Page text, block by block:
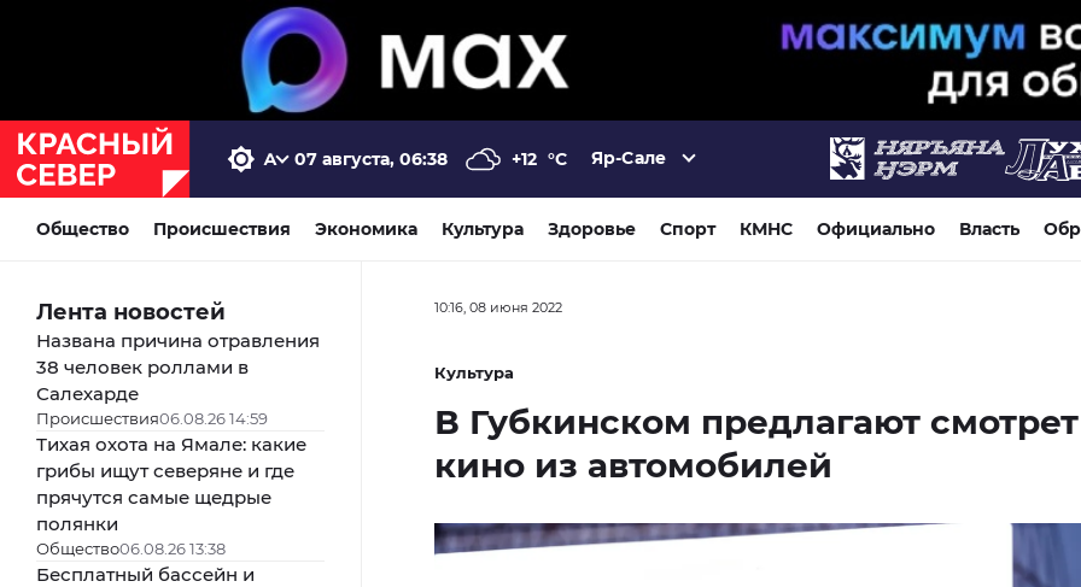
07 августа, 06:38 +12 °C Яр-Сале
Общество Происшествия Экономика Культура Здоровье Спорт КМНС Официально Власть
Лента новостей
Названа причина отравления
38 человек роллами в
Салехарде
Происшествия06.08.26 14:59
Тихая охота на Ямале: какие
грибы ищут северяне и где
прячутся самые щедрые
полянки
Общество06.08.26 13:38
Бесплатный бассейн и
10:16, 08 июня 2022
Культура
В Губкинском предлагают
кино из автомобилей